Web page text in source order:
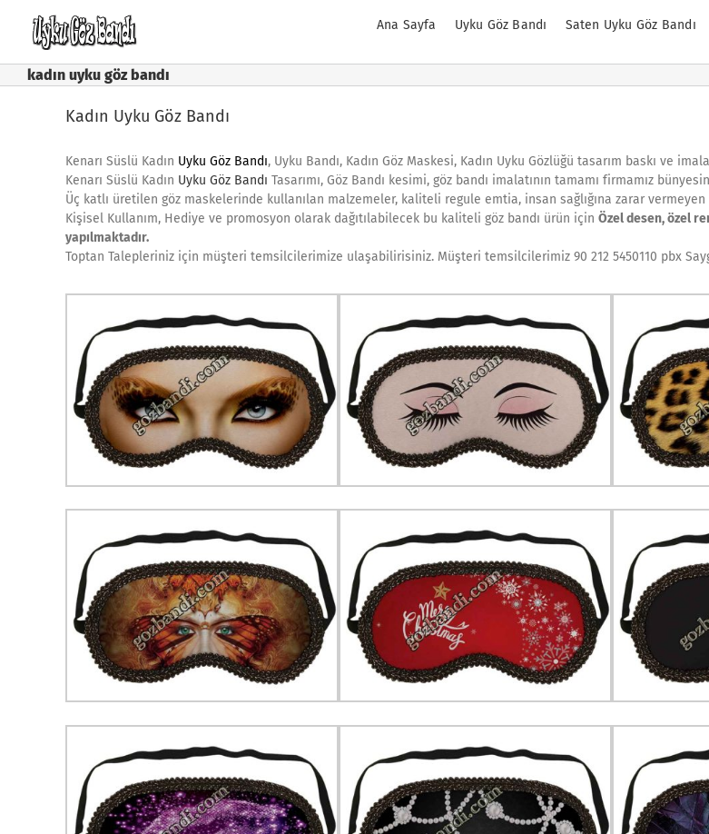
content
Ana Sayfa Uyku Göz Bandı Saten Uyku Göz Bandı
kadın uyku göz bandı
Kadın Uyku Göz Bandı
Kenarı Süslü Kadın Uyku Göz Bandı, Uyku Bandı, Kadın Göz Maskesi, Kadın Uyku Gözlüğü tasarım baskı ve
Kenarı Süslü Kadın Uyku Göz Bandı Tasarımı, Göz Bandı kesimi, göz bandı imalatının tamamı firmamız
Üç katlı üretilen göz maskelerinde kullanılan malzemeler, kaliteli regule emtia, insan sağlığına zarar
Kişisel Kullanım, Hediye ve promosyon olarak dağıtılabilecek bu kaliteli göz bandı ürün için Özel desen, özel
yapılmaktadır.
Toptan Talepleriniz için müşteri temsilcilerimize ulaşabilirisiniz. Müşteri temsilcilerimiz 90 212 5450110 pbx